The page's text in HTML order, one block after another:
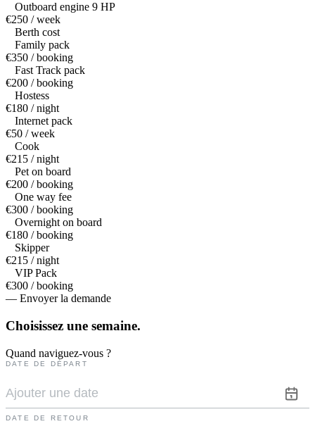
Outboard engine 9 HP
€250 / week
Berth cost
Family pack
€350 / booking
Fast Track pack
€200 / booking
Hostess
€180 / night
Internet pack
€50 / week
Cook
€215 / night
Pet on board
€200 / booking
One way fee
€300 / booking
Overnight on board
€180 / booking
Skipper
€215 / night
VIP Pack
€300 / booking
— Envoyer la demande
Choisissez une semaine.
Quand naviguez-vous ?
DATE DE DÉPART
DATE DE RETOUR